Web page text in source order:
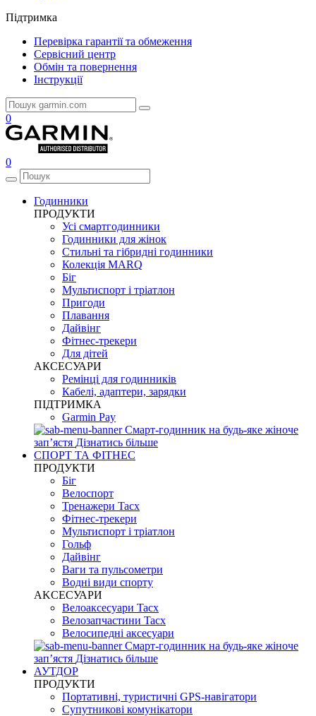
Підтримка
Перевірка гарантії та обмеження
Сервісний центр
Обмін та повернення
Інструкції
0
0
Годинники
ПРОДУКТИ
Усі смартгодинники
Годинники для жінок
Стильні та гібридні годинники
Колекція MARQ
Біг
Мультиспорт і тріатлон
Пригоди
Плавання
Дайвінг
Фітнес-трекери
Для дітей
АКСЕСУАРИ
Ремінці для годинників
Кабелі, адаптери, зарядки
ПІДТРИМКА
Garmin Pay
Смарт-годинник на будь-яке жіноче
запʼястя Дізнатись більше
СПОРТ ТА ФІТНЕС
ПРОДУКТИ
Біг
Велоспорт
Тренажери Tacx
Фітнес-трекери
Мультиспорт і тріатлон
Гольф
Дайвінг
Ваги та пульсометри
Водні види спорту
AKCЕСУАРИ
Велоаксесуари Tacx
Велозапчастини Tacx
Велосипедні аксесуари
Смарт-годинник на будь-яке жіноче
запʼястя Дізнатись більше
АУТДОР
ПРОДУКТИ
Портативні, туристичні GPS-навігатори
Супутникові комунікатори